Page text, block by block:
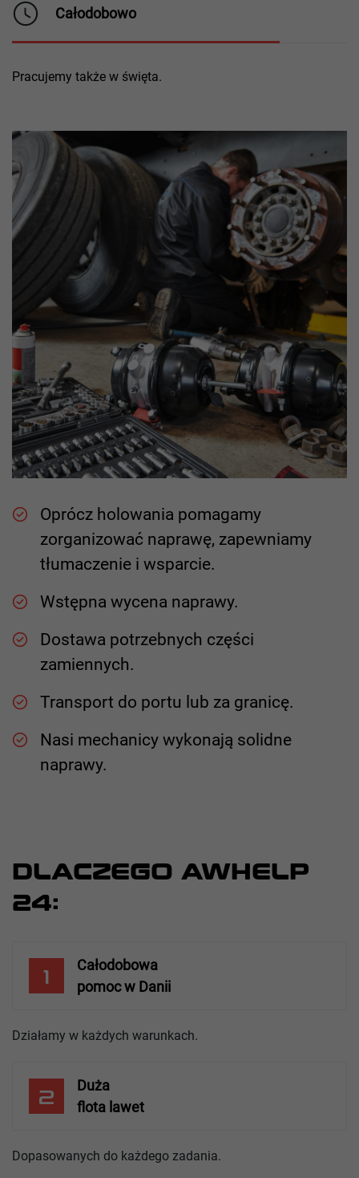
Całodobowo
Pracujemy także w święta.
Oprócz holowania pomagamy
zorganizować naprawę, zapewniamy
tłumaczenie i wsparcie.
Wstępna wycena naprawy.
Dostawa potrzebnych części
zamiennych.
Transport do portu lub za granicę.
Nasi mechanicy wykonają solidne
naprawy.
DLACZEGO AWHELP
24:
1
Całodobowa
pomoc w Danii
Działamy w każdych warunkach.
2
Duża
flota lawet
Dopasowanych do każdego zadania.